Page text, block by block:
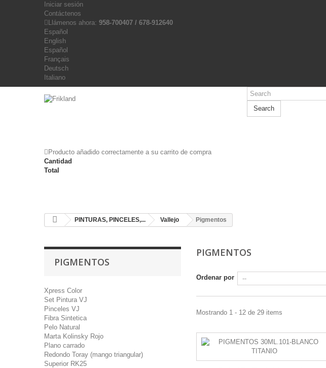
Iniciar sesión
Contáctenos
Llámenos ahora: 958-700407 / 678-912640
Español
English
Español
Français
Deutsch
Italiano
Search
Producto añadido correctamente a su carrito de compra
Cantidad
Total
PINTURAS, PINCELES,... Vallejo Pigmentos
PIGMENTOS
Xpress Color
Set Pintura VJ
Pinceles VJ
Fibra Sintetica
Pelo Natural
Marta Kolinsky Rojo
Plano carrado
Redondo Toray (mango triangular)
Superior RK25
PIGMENTOS
Ordenar por
Mostrando 1 - 12 de 29 items